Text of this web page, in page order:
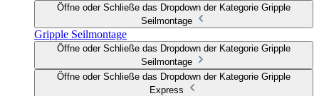
Öffne oder Schließe das Dropdown der Kategorie Gripple
Seilmontage
Gripple Seilmontage
Öffne oder Schließe das Dropdown der Kategorie Gripple
Seilmontage
Öffne oder Schließe das Dropdown der Kategorie Gripple
Express